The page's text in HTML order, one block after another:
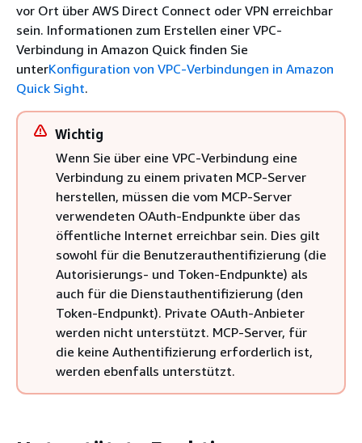
vor Ort über AWS Direct Connect oder VPN erreichbar
sein. Informationen zum Erstellen einer VPC-
Verbindung in Amazon Quick finden Sie
unterKonfiguration von VPC-Verbindungen in Amazon
Quick Sight.
Wichtig
Wenn Sie über eine VPC-Verbindung eine
Verbindung zu einem privaten MCP-Server
herstellen, müssen die vom MCP-Server
verwendeten OAuth-Endpunkte über das
öffentliche Internet erreichbar sein. Dies gilt
sowohl für die Benutzerauthentifizierung (die
Autorisierungs- und Token-Endpunkte) als
auch für die Dienstauthentifizierung (den
Token-Endpunkt). Private OAuth-Anbieter
werden nicht unterstützt. MCP-Server, für
die keine Authentifizierung erforderlich ist,
werden ebenfalls unterstützt.